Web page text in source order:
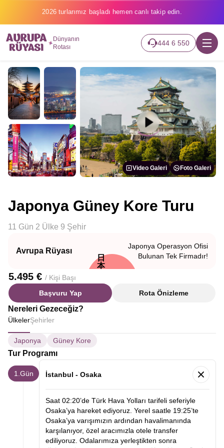
2026 turlarımız başladı hemen canlı takip edin.
Dünyanın
Rotası
444 6 550
Video Galeri Foto Galeri
Japonya Güney Kore Turu
11 Gün 2 Ülke 9 Şehir
Avrupa Rüyası
日
本
Japonya Operasyon Ofisi
Bulunan Tek Firmadır!
5.495 € / Kişi Başı
Başvuru Yap
Rota Önizleme
Nereleri Gezeceğiz?
ÜlkelerŞehirler
Japonya Güney Kore
Tur Programı
1.Gün İstanbul - Osaka
Saat 02:20’de Türk Hava Yolları tarifeli seferiyle
Osaka’ya hareket ediyoruz. Yerel saatle 19:25’te
Osaka’ya varışımızın ardından havalimanında
karşılanıyor, özel aracımızla otele transfer
ediliyoruz. Odalarımıza yerleştikten sonra